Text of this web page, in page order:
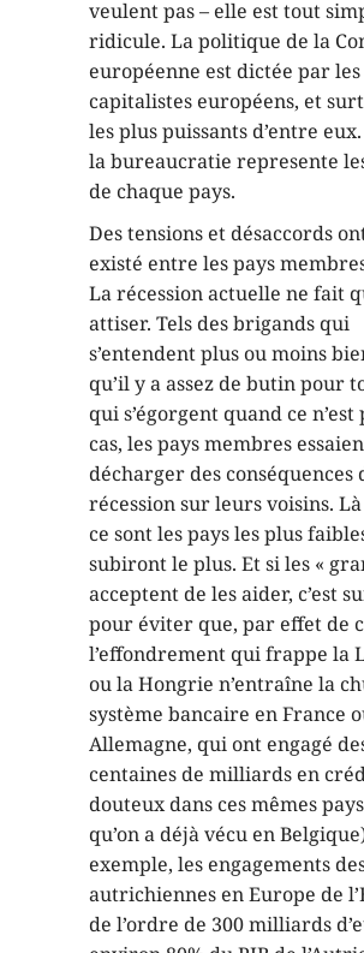
veulent pas – elle est tout
ridicule. La politique de la
européenne est dictée par les
capitalistes européens, et
les plus puissants d’entre
la bureaucratie represente
de chaque pays.
Des tensions et désaccords
existé entre les pays
La récession actuelle ne fait
attiser. Tels des brigands qui
s’entendent plus ou moins
qu’il y a assez de butin pour
qui s’égorgent quand ce n’est
cas, les pays membres
décharger des conséquences
récession sur leurs voisins.
ce sont les pays les plus
subiront le plus. Et si les «
acceptent de les aider, c’est
pour éviter que, par effet de
l’effondrement qui frappe la
ou la Hongrie n’entraîne la
système bancaire en France
Allemagne, qui ont engagé
centaines de milliards en
douteux dans ces mêmes
qu’on a déjà vécu en
exemple, les engagements
autrichiennes en Europe de
de l’ordre de 300 milliards